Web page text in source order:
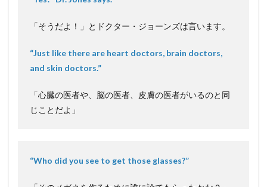
「そうだよ！」とドクター・ジョーンズは言います。
“Just like there are heart doctors, brain doctors,
and skin doctors.”
「心臓の医者や、脳の医者、皮膚の医者がいるのと同
じことだよ」
“Who did you see to get those glasses?”